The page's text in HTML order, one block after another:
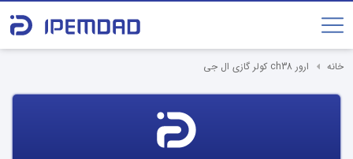
خانه ارور ch38 کولر گازی ال جی